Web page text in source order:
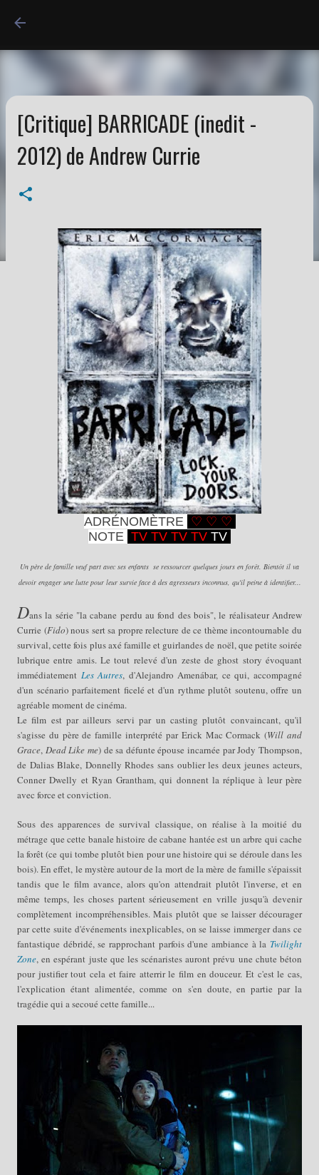
[Critique] BARRICADE (inedit -
2012) de Andrew Currie
ADRÉNOMÈTRE ♡ ♡ ♡
NOTE TV TV TV TV TV
Un père de famille veuf part avec ses enfants se ressourcer quelques jours en forêt. Bientôt il va
devoir engager une lutte pour leur survie face à des agresseurs inconnus, qu'il peine à identifier...
Dans la série "la cabane perdu au fond des bois", le réalisateur Andrew
Currie (Fido) nous sert sa propre relecture de ce thème incontournable du
survival, cette fois plus axé famille et guirlandes de noël, que petite soirée
lubrique entre amis. Le tout relevé d'un zeste de ghost story évoquant
immédiatement Les Autres, d'Alejandro Amenábar, ce qui, accompagné
d'un scénario parfaitement ficelé et d'un rythme plutôt soutenu, offre un
agréable moment de cinéma.
Le film est par ailleurs servi par un casting plutôt convaincant, qu'il
s'agisse du père de famille interprété par Erick Mac Cormack (Will and
Grace, Dead Like me) de sa défunte épouse incarnée par Jody Thompson,
de Dalias Blake, Donnelly Rhodes sans oublier les deux jeunes acteurs,
Conner Dwelly et Ryan Grantham, qui donnent la réplique à leur père
avec force et conviction.
Sous des apparences de survival classique, on réalise à la moitié du
métrage que cette banale histoire de cabane hantée est un arbre qui cache
la forêt (ce qui tombe plutôt bien pour une histoire qui se déroule dans les
bois). En effet, le mystère autour de la mort de la mère de famille s'épaissit
tandis que le film avance, alors qu'on attendrait plutôt l'inverse, et en
même temps, les choses partent sérieusement en vrille jusqu'à devenir
complètement incompréhensibles. Mais plutôt que se laisser décourager
par cette suite d'événements inexplicables, on se laisse immerger dans ce
fantastique débridé, se rapprochant parfois d'une ambiance à la Twilight
Zone, en espérant juste que les scénaristes auront prévu une chute béton
pour justifier tout cela et faire atterrir le film en douceur. Et c'est le cas,
l'explication étant alimentée, comme on s'en doute, en partie par la
tragédie qui a secoué cette famille...